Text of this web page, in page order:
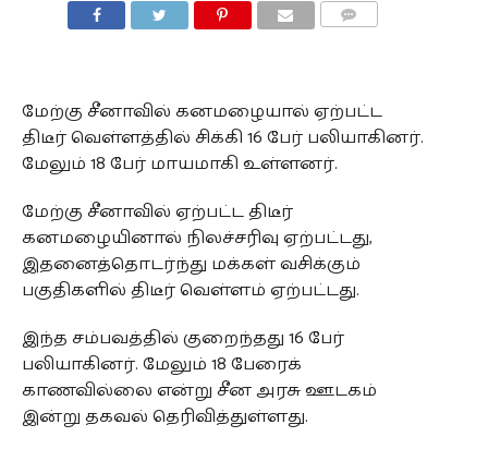
மேற்கு சீனாவில் கனமழையால் ஏற்பட்ட
திடீர் வெள்ளத்தில் சிக்கி 16 பேர் பலியாகினர்.
மேலும் 18 பேர் மாயமாகி உள்ளனர்.
மேற்கு சீனாவில் ஏற்பட்ட திடீர்
கனமழையினால் நிலச்சரிவு ஏற்பட்டது,
இதனைத்தொடர்ந்து மக்கள் வசிக்கும்
பகுதிகளில் திடீர் வெள்ளம் ஏற்பட்டது.
இந்த சம்பவத்தில் குறைந்தது 16 பேர்
பலியாகினர். மேலும் 18 பேரைக்
காணவில்லை என்று சீன அரசு ஊடகம்
இன்று தகவல் தெரிவித்துள்ளது.